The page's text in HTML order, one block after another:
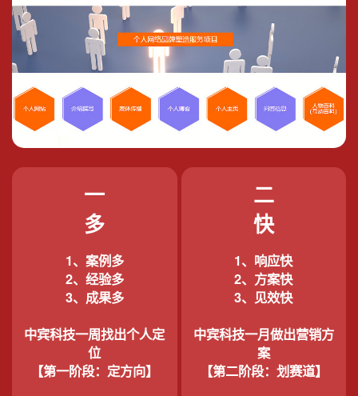
一
多
1、案例多
2、经验多
3、成果多
中宾科技一周找出个人定
位
【第一阶段：定方向】
二
快
1、响应快
2、方案快
3、见效快
中宾科技一月做出营销方
案
【第二阶段：划赛道】